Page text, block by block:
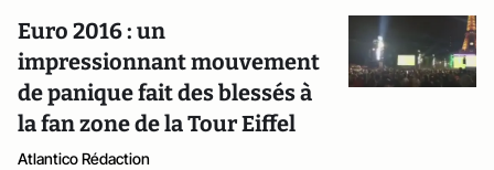
Euro 2016 : un
impressionnant mouvement
de panique fait des blessés à
la fan zone de la Tour Eiffel
Atlantico Rédaction